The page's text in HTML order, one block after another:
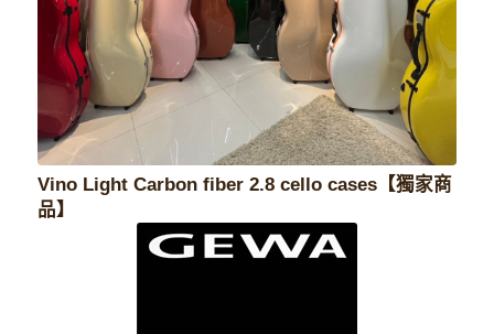
Vino Light Carbon fiber 2.8 cello cases【獨家商
品】